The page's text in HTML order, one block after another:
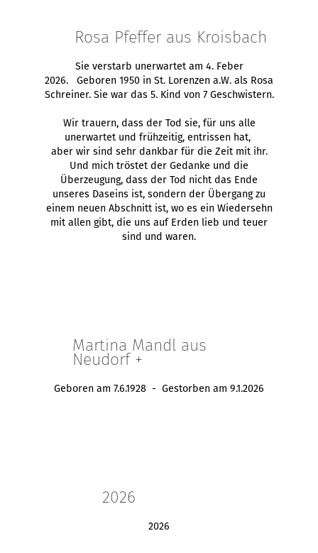
Rosa Pfeffer aus Kroisbach
Sie verstarb unerwartet am 4. Feber
2026. Geboren 1950 in St. Lorenzen a.W. als Rosa
Schreiner. Sie war das 5. Kind von 7 Geschwistern.
Wir trauern, dass der Tod sie, für uns alle
unerwartet und frühzeitig, entrissen hat,
aber wir sind sehr dankbar für die Zeit mit ihr.
Und mich tröstet der Gedanke und die
Überzeugung, dass der Tod nicht das Ende
unseres Daseins ist, sondern der Übergang zu
einem neuen Abschnitt ist, wo es ein Wiedersehn
mit allen gibt, die uns auf Erden lieb und teuer
sind und waren.
Martina Mandl aus
Neudorf +
Geboren am 7.6.1928 - Gestorben am 9.1.2026
2026
2026